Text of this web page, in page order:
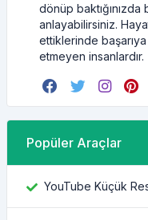
dönüp
anlayabilirsiniz.
ettiklerinde
etmeyen insanlardır.
Popüler Araçlar
YouTube Küçük